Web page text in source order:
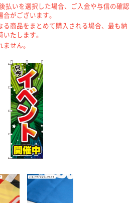
払いを選択した場合、ご入金や与信の確認
がございます。
商品をまとめて購入される場合、最も納
たします。
せん。